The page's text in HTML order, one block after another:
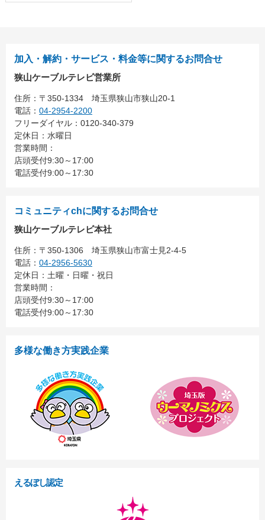
加入・解約・サービス・料金等に関するお問合せ
狭山ケーブルテレビ営業所
住所： 〒350-1334 埼玉県狭山市狭山20-1
電話： 04-2954-2200
フリーダイヤル：0120-340-379
定休日：水曜日
営業時間：
店頭受付9:30～17:00
電話受付9:00～17:30
コミュニティchに関するお問合せ
狭山ケーブルテレビ本社
住所： 〒350-1306 埼玉県狭山市富士見2-4-5
電話： 04-2956-5630
定休日：土曜・日曜・祝日
営業時間：
店頭受付9:30～17:00
電話受付9:00～17:30
多様な働き方実践企業
えるぼし認定